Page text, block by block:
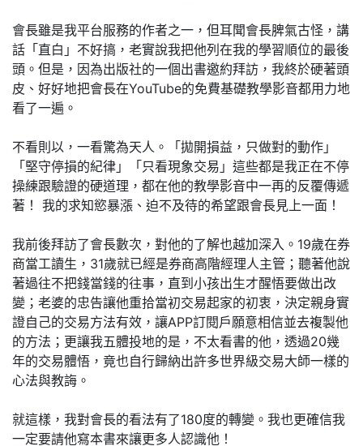
會長雖是我平台服務的作者之一，但耳聞會長脾氣古怪，講
話「直白」不好搞，老實說我把他列在我的學習順位的最後
頭。但是，因為出版社的一個出書邀約拜訪，我終於硬著頭
皮、好好地把會長在YouTube的免費基礎教學影音都用力地
看了一遍。
不看則以，一看驚為天人。「拋開損益，只做對的動作」
「堅守停損的紀律」「只看現象交易」這些都是我正在不停
操練跟驗證的硬道理，都在他的教學影音中一再的反覆傳遞
著！ 我的求知慾暴漲、迫不及待的希望跟會長見上一面！
我前後拜訪了會長數次，對他的了解也越加深入。19歲在券
商當工讀生，31歲就已經是券商高階經理人主管；聽著他說
著過往不把錢當錢的往事，直到小孩出生才醒悟要做出改
變；老婆的忠告讓他重拾當初交易起家的初衷，決定親身實
證自己的交易方法有效，讓APP訂閱戶願意相信並去複製他
的方法；更讓我五體投地的是，不太看書的他，透過20幾
年的交易體悟，竟也自行歸納出許多世界級交易大師一樣的
心法與教誨。
就這樣，我對會長的看法有了180度的轉變。我也更確信我
一定要請他寫本書來讓更多人認識他！